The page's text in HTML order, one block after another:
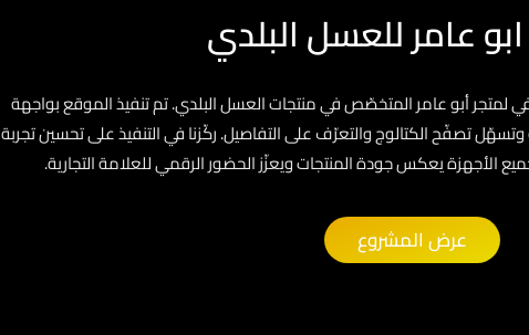
عامر للعسل البلدي
لمتجر أبو عامر المتخصّص في منتجات العسل البلدي. تم تنفيذ الموقع بواجهة
تصفّح الكتالوج والتعرّف على التفاصيل. ركّزنا في التنفيذ على تحسين تجربة
الأجهزة يعكس جودة المنتجات ويعزّز الحضور الرقمي للعلامة التجارية.
عرض المشروع